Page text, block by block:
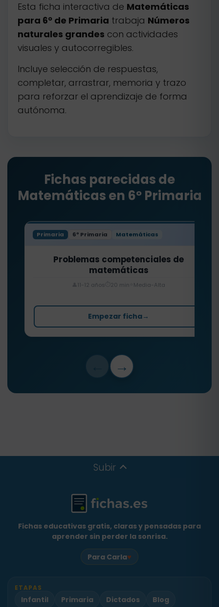
Esta ficha interactiva de Matemáticas
para 6º de Primaria trabaja Números
naturales grandes con actividades
visuales y autocorregibles.
Incluye selección de respuestas,
completar, arrastrar, memoria y trazo
para reforzar el aprendizaje de forma
autónoma.
Fichas parecidas de
Matemáticas en 6º Primaria
Primaria 6º Primaria Matemáticas
Problemas competenciales de
matemáticas
11-12 años 20 min Media-Alta
Empezar ficha→
→
Subir
Fichas educativas gratis, claras y pensadas para
aprender sin perder la sonrisa.
Para Carla♥
ETAPAS
Infantil Primaria Dictados Blog